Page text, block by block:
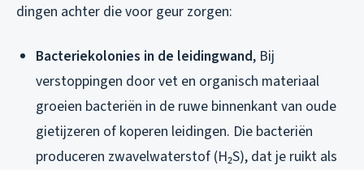
dingen achter die voor geur zorgen:
Bacteriekolonies in de leidingwand, Bij
verstoppingen door vet en organisch materiaal
groeien bacteriën in de ruwe binnenkant van oude
gietijzeren of koperen leidingen. Die bacteriën
produceren zwavelwaterstof (H₂S), dat je ruikt als